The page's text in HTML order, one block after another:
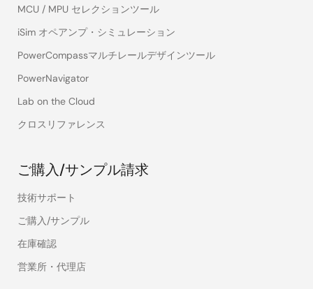
MCU / MPU セレクションツール
iSim オペアンプ・シミュレーション
PowerCompassマルチレールデザインツール
PowerNavigator
Lab on the Cloud
クロスリファレンス
ご購入/サンプル請求
技術サポート
ご購入/サンプル
在庫確認
営業所・代理店